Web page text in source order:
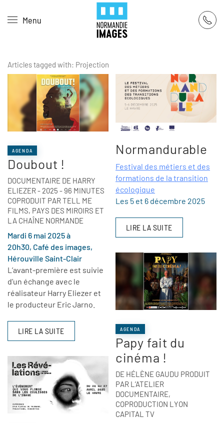
Skip to main content
Menu
Articles tagged with: Projection
AGENDA
Doubout !
DOCUMENTAIRE DE HARRY
ELIEZER - 2025 - 96 MINUTES
COPRODUIT PAR TELL ME
FILMS, PAYS DES MIROIRS ET
LA CHAÎNE NORMANDE
Mardi 6 mai 2025 à
20h30, Café des images,
Hérouville Saint-Clair
L’avant-première est suivie
d’un échange avec le
réalisateur Harry Eliezer et
le producteur Eric Jarno.
LIRE LA SUITE
Normandurable
Festival des métiers et des
formations de la transition
écologique
Les 5 et 6 décembre 2025
LIRE LA SUITE
AGENDA
Papy fait du
cinéma !
DE HÉLÈNE GAUDU PRODUIT
PAR L’ATELIER
DOCUMENTAIRE,
COPRODUCTION LYON
CAPITAL TV
Panneau de gestion des cookies